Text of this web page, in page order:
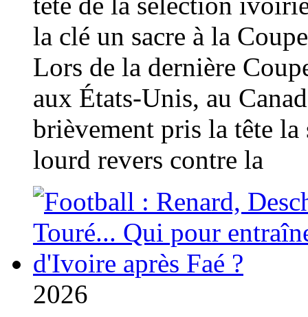
la clé un sacre à la
Lors de la dernière
aux États-Unis, au
brièvement pris la tête
lourd revers contre la
2026